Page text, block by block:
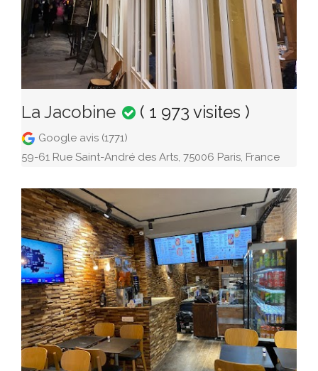
La Jacobine ( 1 973 visites )
Google avis (1771)
59-61 Rue Saint-André des Arts, 75006 Paris, France